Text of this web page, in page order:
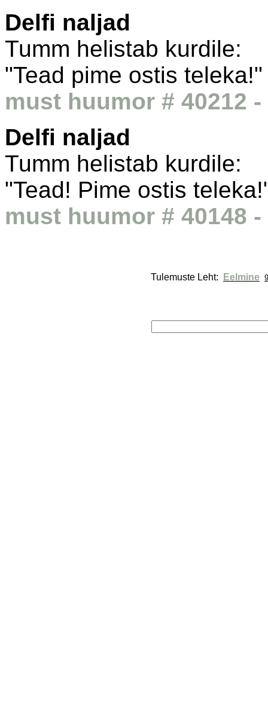
Delfi naljad
Tumm helistab kurdile:
"Tead pime ostis teleka!"
must huumor # 40212 -
Delfi naljad
Tumm helistab kurdile:
"Tead! Pime ostis
must huumor # 40148 -
Tulemuste Leht: Eelmine